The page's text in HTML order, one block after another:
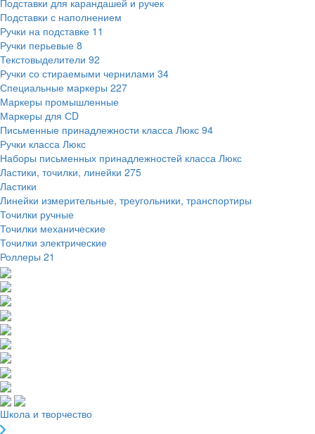
Подставки для карандашей и ручек
Подставки с наполнением
Ручки на подставке 11
Ручки перьевые 8
Текстовыделители 92
Ручки со стираемыми чернилами 34
Специальные маркеры 227
Маркеры промышленные
Маркеры для СD
Письменные принадлежности класса Люкс 94
Ручки класса Люкс
Наборы письменных принадлежностей класса Люкс
Ластики, точилки, линейки 275
Ластики
Линейки измерительные, треугольники, транспортиры
Точилки ручные
Точилки механические
Точилки электрические
Роллеры 21
Школа и творчество